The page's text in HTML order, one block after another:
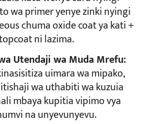
wa primer yenye zinki nyingi
chuma oxide coat ya kati +
ni lazima.
Utendaji wa Muda Mrefu:
uimara wa mipako,
wa uthabiti wa kuzuia
mbaya kupitia vipimo vya
na unyevunyevu.